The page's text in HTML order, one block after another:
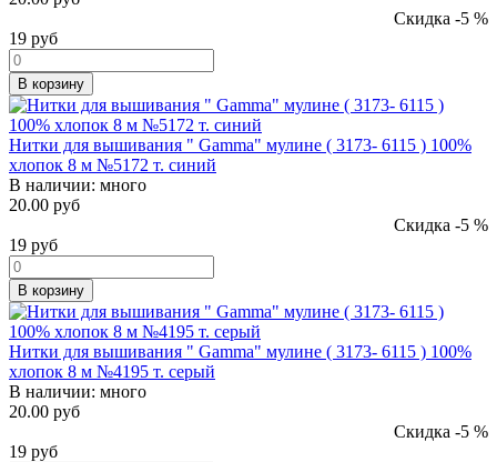
Скидка -5 %
19 руб
В корзину
Нитки для вышивания " Gamma" мулине ( 3173- 6115 ) 100%
хлопок 8 м №5172 т. синий
В наличии: много
20.00 руб
Скидка -5 %
19 руб
В корзину
Нитки для вышивания " Gamma" мулине ( 3173- 6115 ) 100%
хлопок 8 м №4195 т. серый
В наличии: много
20.00 руб
Скидка -5 %
19 руб